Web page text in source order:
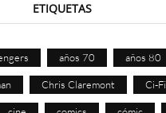
ETIQUETAS
años 70 años 80
Chris Claremont Ci-Fi